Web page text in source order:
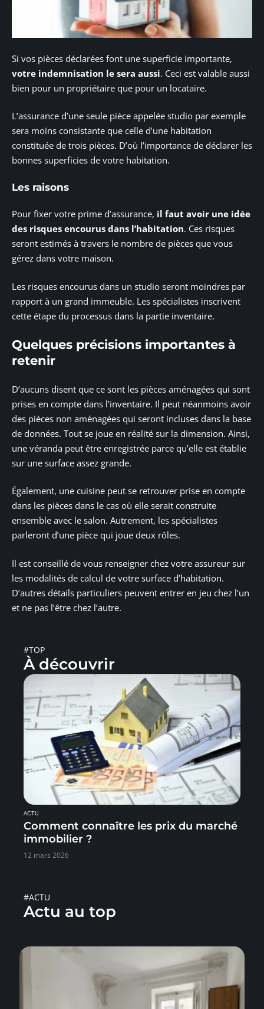
Si vos pièces déclarées font une superficie importante,
votre indemnisation le sera aussi. Ceci est valable aussi
bien pour un propriétaire que pour un locataire.
L’assurance d’une seule pièce appelée studio par exemple
sera moins consistante que celle d’une habitation
constituée de trois pièces. D’où l’importance de déclarer les
bonnes superficies de votre habitation.
Les raisons
Pour fixer votre prime d’assurance, il faut avoir une idée
des risques encourus dans l’habitation. Ces risques
seront estimés à travers le nombre de pièces que vous
gérez dans votre maison.
Les risques encourus dans un studio seront moindres par
rapport à un grand immeuble. Les spécialistes inscrivent
cette étape du processus dans la partie inventaire.
Quelques précisions importantes à
retenir
D’aucuns disent que ce sont les pièces aménagées qui sont
prises en compte dans l’inventaire. Il peut néanmoins avoir
des pièces non aménagées qui seront incluses dans la base
de données. Tout se joue en réalité sur la dimension. Ainsi,
une véranda peut être enregistrée parce qu’elle est établie
sur une surface assez grande.
Également, une cuisine peut se retrouver prise en compte
dans les pièces dans le cas où elle serait construite
ensemble avec le salon. Autrement, les spécialistes
parleront d’une pièce qui joue deux rôles.
Il est conseillé de vous renseigner chez votre assureur sur
les modalités de calcul de votre surface d’habitation.
D’autres détails particuliers peuvent entrer en jeu chez l’un
et ne pas l’être chez l’autre.
#TOP
À découvrir
ACTU
Comment connaître les prix du marché
immobilier ?
12 mars 2026
#ACTU
Actu au top